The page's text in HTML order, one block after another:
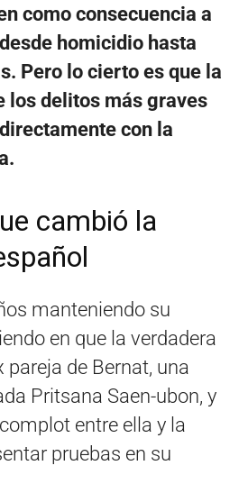
como consecuencia a
homicidio hasta
Pero lo cierto es que la
los delitos más graves
con la
cambió la
manteniendo su
en que la verdadera
pareja de Bernat, una
Pritsana Saen-ubon, y
entre ella y la
pruebas en su